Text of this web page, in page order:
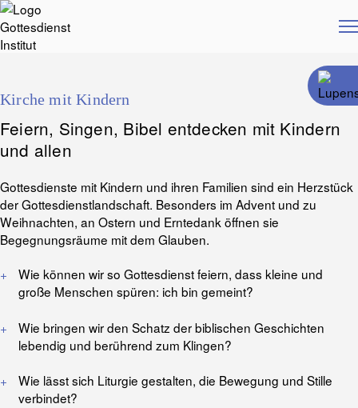
Zum
Hauptinhalt
springen
Über uns
Blog
Kirche mit Kindern
Feiern, Singen, Bibel entdecken mit Kindern
und allen
Gottesdienste mit Kindern und ihren Familien sind ein Herzstück
der Gottesdienstlandschaft. Besonders im Advent und zu
Weihnachten, an Ostern und Erntedank öffnen sie
Begegnungsräume mit dem Glauben.
Wie können wir so Gottesdienst feiern, dass kleine und
große Menschen spüren: ich bin gemeint?
Wie bringen wir den Schatz der biblischen Geschichten
lebendig und berührend zum Klingen?
Wie lässt sich Liturgie gestalten, die Bewegung und Stille
verbindet?